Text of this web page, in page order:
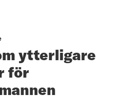
ytterligare
för